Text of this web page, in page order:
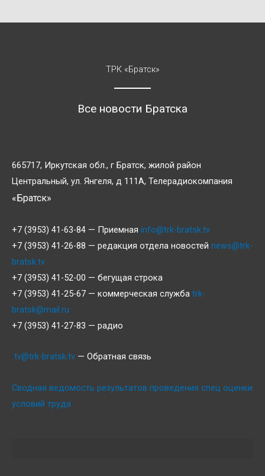
ТРК «Братск»
Все новости Братска
665717, Иркутская обл., г Братск, жилой район
Центральный, ул. Янгеля, д 111А, Телерадиокомпания
«Братск»
+7 (3953) 41-63-84 — Приемная info@trk-bratsk.tv
+7 (3953) 41-26-88 — редакция отдела новостей news@trk-
bratsk.tv
+7 (3953) 41-52-00 — бегущая строка
+7 (3953) 41-25-67 — коммерческая служба trk-
bratsk@mail.ru
+7 (3953) 41-27-83 — радио
tv@trk-bratsk.tv — Обратная связь
Сводная ведомость результатов проведения спец оценки
условий труда